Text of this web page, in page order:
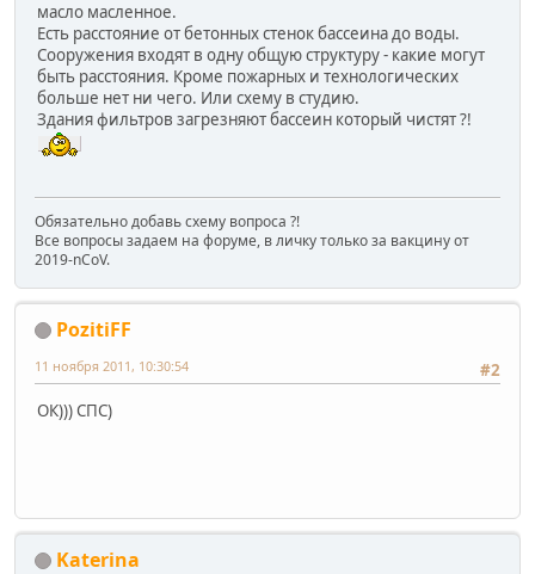
масло масленное.
Есть расстояние от бетонных стенок бассеина до воды.
Сооружения входят в одну общую структуру - какие могут
быть расстояния. Кроме пожарных и технологических
больше нет ни чего. Или схему в студию.
Здания фильтров загрезняют бассеин который чистят ?!
Обязательно добавь схему вопроса ?!
Все вопросы задаем на форуме, в личку только за вакцину от
2019-nCoV.
PozitiFF
#2
11 ноября 2011, 10:30:54
ОК))) СПС)
Katerina